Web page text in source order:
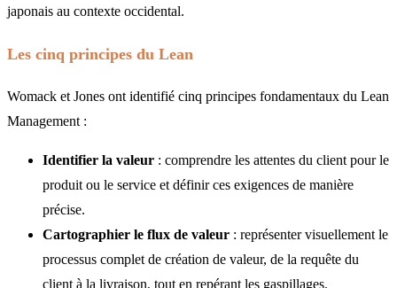
japonais au contexte occidental.
Les cinq principes du Lean
Womack et Jones ont identifié cinq principes fondamentaux du Lean
Management :
Identifier la valeur : comprendre les attentes du client pour le
produit ou le service et définir ces exigences de manière
précise.
Cartographier le flux de valeur : représenter visuellement le
processus complet de création de valeur, de la requête du
client à la livraison, tout en repérant les gaspillages.